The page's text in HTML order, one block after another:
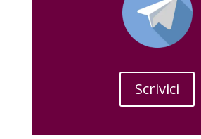
Scrivici